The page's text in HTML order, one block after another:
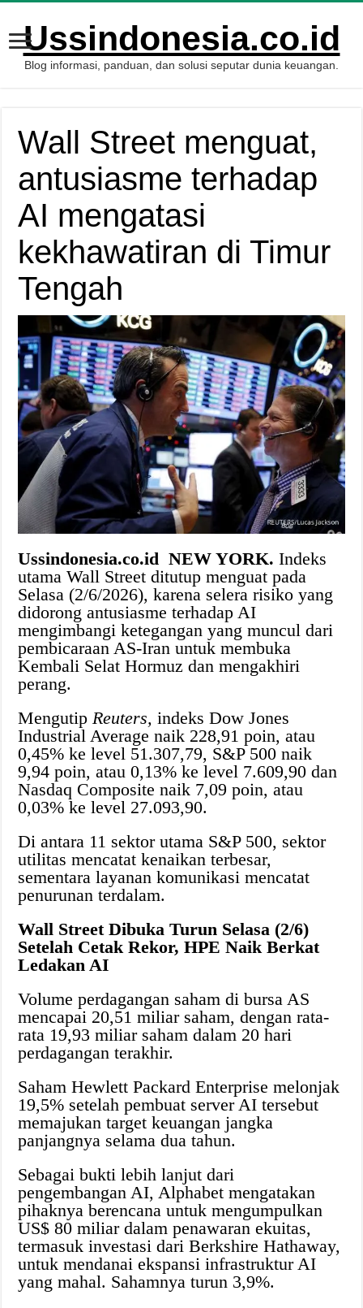
Ussindonesia.co.id
Blog informasi, panduan, dan solusi seputar dunia keuangan.
Wall Street menguat,
antusiasme terhadap
AI mengatasi
kekhawatiran di Timur
Tengah
Ussindonesia.co.id NEW YORK. Indeks
utama Wall Street ditutup menguat pada
Selasa (2/6/2026), karena selera risiko yang
didorong antusiasme terhadap AI
mengimbangi ketegangan yang muncul dari
pembicaraan AS-Iran untuk membuka
Kembali Selat Hormuz dan mengakhiri
perang.
MengutipReuters, indeks Dow Jones
Industrial Average naik 228,91 poin, atau
0,45% ke level 51.307,79, S&P 500 naik
9,94 poin, atau 0,13% ke level 7.609,90 dan
Nasdaq Composite naik 7,09 poin, atau
0,03% ke level 27.093,90.
Di antara 11 sektor utama S&P 500, sektor
utilitas mencatat kenaikan terbesar,
sementara layanan komunikasi mencatat
penurunan terdalam.
Wall Street Dibuka Turun Selasa (2/6)
Setelah Cetak Rekor, HPE Naik Berkat
Ledakan AI
Volume perdagangan saham di bursa AS
mencapai 20,51 miliar saham, dengan rata-
rata 19,93 miliar saham dalam 20 hari
perdagangan terakhir.
Saham Hewlett Packard Enterprise melonjak
19,5% setelah pembuat server AI tersebut
memajukan target keuangan jangka
panjangnya selama dua tahun.
Sebagai bukti lebih lanjut dari
pengembangan AI, Alphabet mengatakan
pihaknya berencana untuk mengumpulkan
US$ 80 miliar dalam penawaran ekuitas,
termasuk investasi dari Berkshire Hathaway,
untuk mendanai ekspansi infrastruktur AI
yang mahal. Sahamnya turun 3,9%.